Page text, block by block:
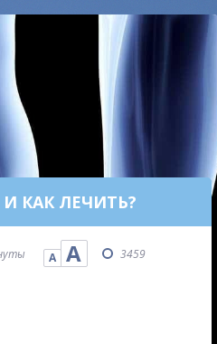
КАК ЛЕЧИТЬ?
А А 3459